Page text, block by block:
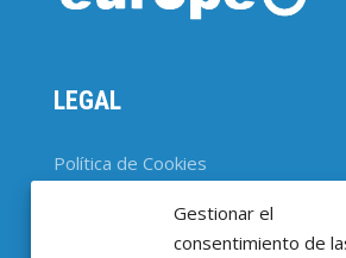
Gestionar el
consentimiento de
LEGAL
Política de Cookies
CONTACTO